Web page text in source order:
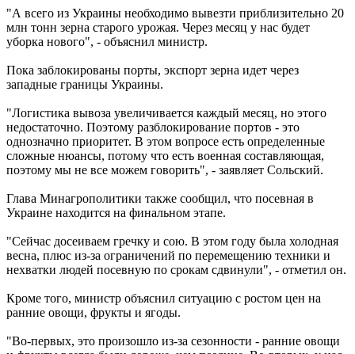
"А всего из Украины необходимо вывезти приблизительно 20
млн тонн зерна старого урожая. Через месяц у нас будет
уборка нового", - объяснил министр.
Пока заблокированы порты, экспорт зерна идет через
западные границы Украины.
"Логистика вывоза увеличивается каждый месяц, но этого
недостаточно. Поэтому разблокирование портов - это
однозначно приоритет. В этом вопросе есть определенные
сложные нюансы, потому что есть военная составляющая,
поэтому мы не все можем говорить", - заявляет Сольский.
Глава Минагрополитики также сообщил, что посевная в
Украине находится на финальном этапе.
"Сейчас досеиваем гречку и сою. В этом году была холодная
весна, плюс из-за ограничений по перемещению техники и
нехватки людей посевную по срокам сдвинули", - отметил он.
Кроме того, министр объяснил ситуацию с ростом цен на
ранние овощи, фрукты и ягоды.
"Во-первых, это произошло из-за сезонности - ранние овощи